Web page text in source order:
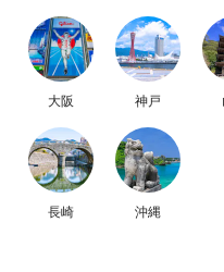
大阪 神戸
長崎 沖縄